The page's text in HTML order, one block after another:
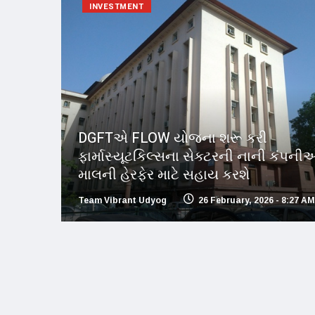
INVESTMENT
DGFTએ FLOW યોજના શરૂ કરી
ફાર્માસ્યૂટકિલ્સના સેક્ટરની નાની
માલની હેરફેર માટે સહાય કરશે
Team Vibrant Udyog 26 February, 2026 - 8:27 AM